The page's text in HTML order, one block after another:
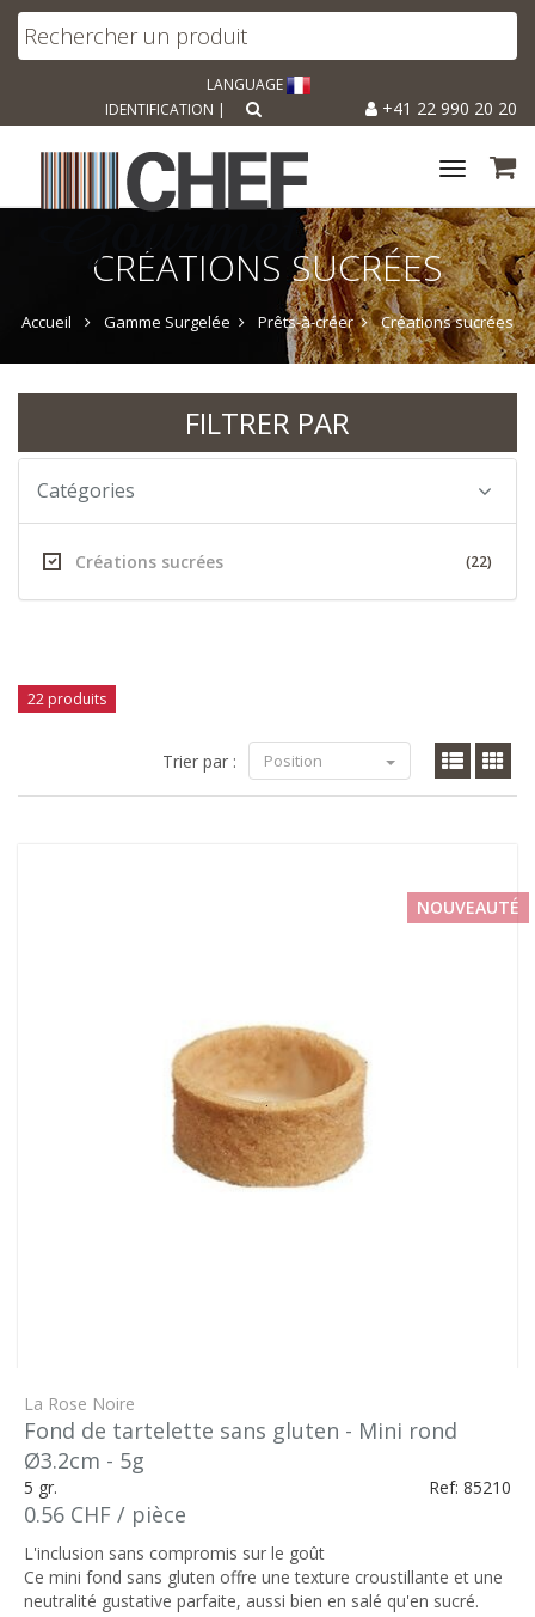
LANGUAGE
+41 22 990 20 20
IDENTIFICATION |
Toggle
CRÉATIONS SUCRÉES
Accueil Gamme Surgelée Prêts-à-créer Créations sucrées
FILTRER PAR
Catégories
Créations sucrées (22)
22 produits
Trier par : Position
NOUVEAUTÉ
La Rose Noire
Fond de tartelette sans gluten - Mini rond
Ø3.2cm - 5g
5 gr. Ref: 85210
0.56 CHF / pièce
L'inclusion sans compromis sur le goût
Ce mini fond sans gluten offre une texture croustillante et une
neutralité gustative parfaite, aussi bien en salé qu'en sucré.